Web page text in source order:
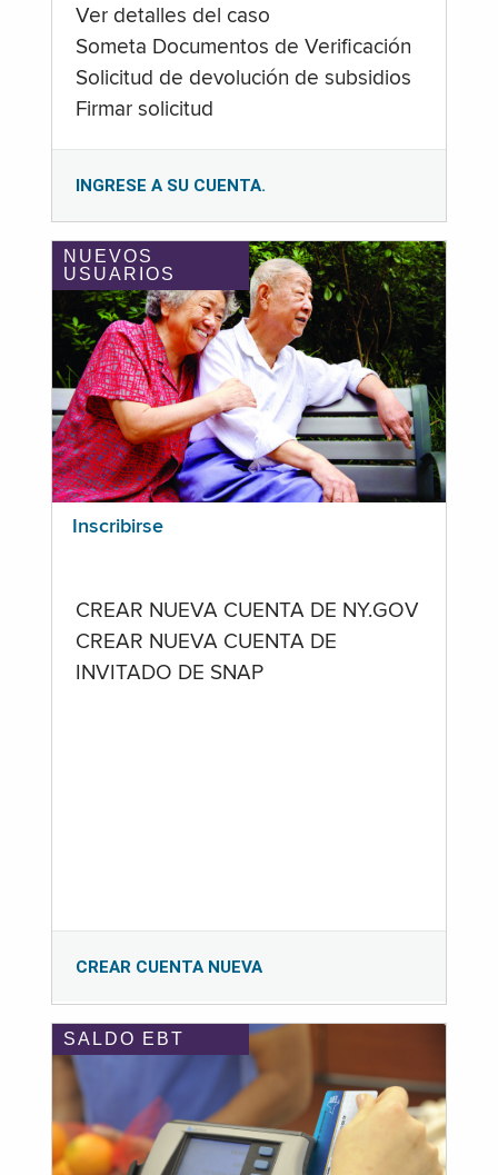
Ver detalles del caso
Someta Documentos de Verificación
Solicitud de devolución de subsidios
Firmar solicitud
INGRESE A SU CUENTA.
NUEVOS
USUARIOS
Inscribirse
CREAR NUEVA CUENTA DE NY.GOV
CREAR NUEVA CUENTA DE
INVITADO DE SNAP
CREAR CUENTA NUEVA
SALDO EBT